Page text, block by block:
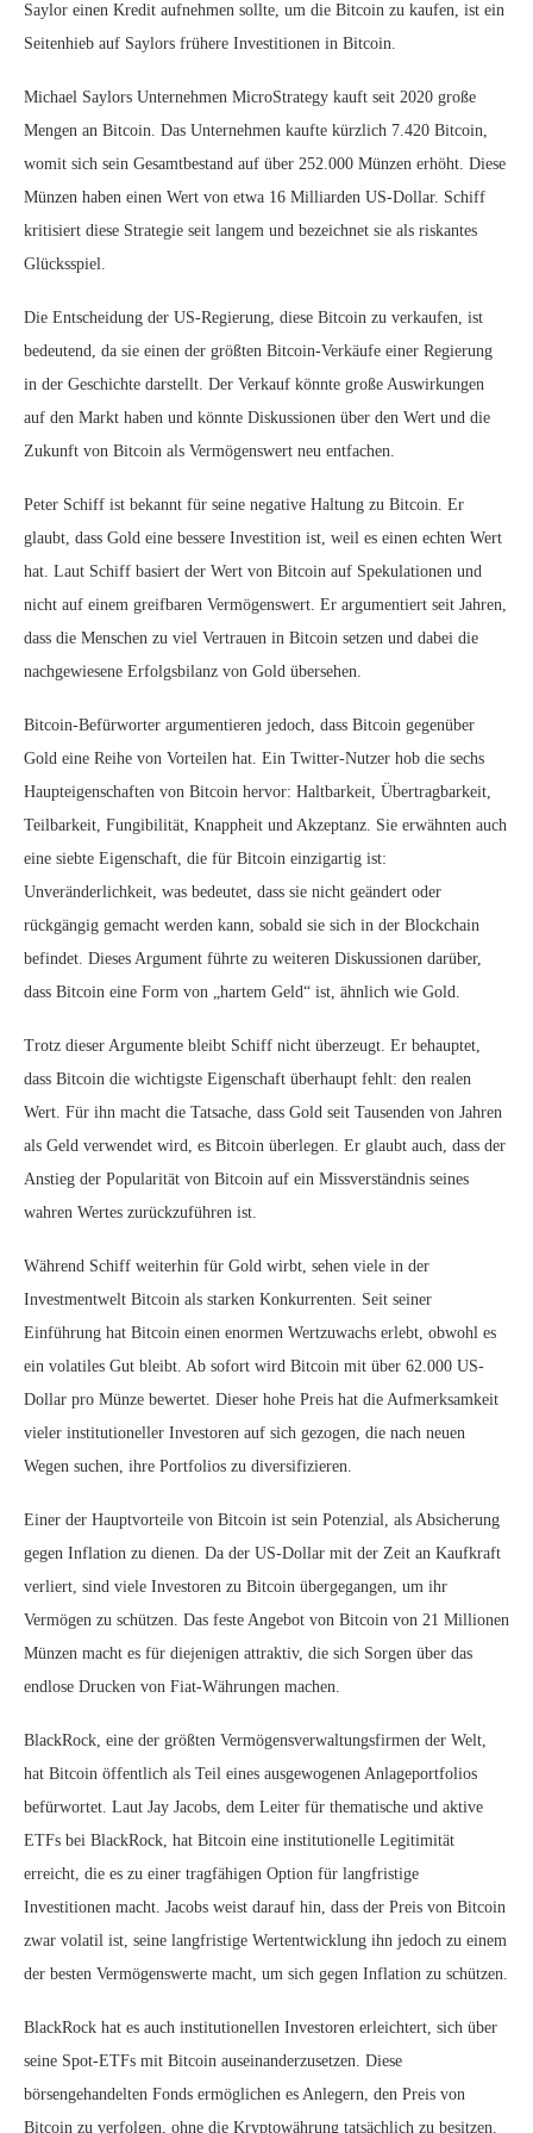
Saylor einen Kredit aufnehmen sollte, um die Bitcoin zu kaufen, ist ein
Seitenhieb auf Saylors frühere Investitionen in Bitcoin.
Michael Saylors Unternehmen MicroStrategy kauft seit 2020 große
Mengen an Bitcoin. Das Unternehmen kaufte kürzlich 7.420 Bitcoin,
womit sich sein Gesamtbestand auf über 252.000 Münzen erhöht. Diese
Münzen haben einen Wert von etwa 16 Milliarden US-Dollar. Schiff
kritisiert diese Strategie seit langem und bezeichnet sie als riskantes
Glücksspiel.
Die Entscheidung der US-Regierung, diese Bitcoin zu verkaufen, ist
bedeutend, da sie einen der größten Bitcoin-Verkäufe einer Regierung
in der Geschichte darstellt. Der Verkauf könnte große Auswirkungen
auf den Markt haben und könnte Diskussionen über den Wert und die
Zukunft von Bitcoin als Vermögenswert neu entfachen.
Peter Schiff ist bekannt für seine negative Haltung zu Bitcoin. Er
glaubt, dass Gold eine bessere Investition ist, weil es einen echten Wert
hat. Laut Schiff basiert der Wert von Bitcoin auf Spekulationen und
nicht auf einem greifbaren Vermögenswert. Er argumentiert seit Jahren,
dass die Menschen zu viel Vertrauen in Bitcoin setzen und dabei die
nachgewiesene Erfolgsbilanz von Gold übersehen.
Bitcoin-Befürworter argumentieren jedoch, dass Bitcoin gegenüber
Gold eine Reihe von Vorteilen hat. Ein Twitter-Nutzer hob die sechs
Haupteigenschaften von Bitcoin hervor: Haltbarkeit, Übertragbarkeit,
Teilbarkeit, Fungibilität, Knappheit und Akzeptanz. Sie erwähnten auch
eine siebte Eigenschaft, die für Bitcoin einzigartig ist:
Unveränderlichkeit, was bedeutet, dass sie nicht geändert oder
rückgängig gemacht werden kann, sobald sie sich in der Blockchain
befindet. Dieses Argument führte zu weiteren Diskussionen darüber,
dass Bitcoin eine Form von „hartem Geld“ ist, ähnlich wie Gold.
Trotz dieser Argumente bleibt Schiff nicht überzeugt. Er behauptet,
dass Bitcoin die wichtigste Eigenschaft überhaupt fehlt: den realen
Wert. Für ihn macht die Tatsache, dass Gold seit Tausenden von Jahren
als Geld verwendet wird, es Bitcoin überlegen. Er glaubt auch, dass der
Anstieg der Popularität von Bitcoin auf ein Missverständnis seines
wahren Wertes zurückzuführen ist.
Während Schiff weiterhin für Gold wirbt, sehen viele in der
Investmentwelt Bitcoin als starken Konkurrenten. Seit seiner
Einführung hat Bitcoin einen enormen Wertzuwachs erlebt, obwohl es
ein volatiles Gut bleibt. Ab sofort wird Bitcoin mit über 62.000 US-
Dollar pro Münze bewertet. Dieser hohe Preis hat die Aufmerksamkeit
vieler institutioneller Investoren auf sich gezogen, die nach neuen
Wegen suchen, ihre Portfolios zu diversifizieren.
Einer der Hauptvorteile von Bitcoin ist sein Potenzial, als Absicherung
gegen Inflation zu dienen. Da der US-Dollar mit der Zeit an Kaufkraft
verliert, sind viele Investoren zu Bitcoin übergegangen, um ihr
Vermögen zu schützen. Das feste Angebot von Bitcoin von 21 Millionen
Münzen macht es für diejenigen attraktiv, die sich Sorgen über das
endlose Drucken von Fiat-Währungen machen.
BlackRock, eine der größten Vermögensverwaltungsfirmen der Welt,
hat Bitcoin öffentlich als Teil eines ausgewogenen Anlageportfolios
befürwortet. Laut Jay Jacobs, dem Leiter für thematische und aktive
ETFs bei BlackRock, hat Bitcoin eine institutionelle Legitimität
erreicht, die es zu einer tragfähigen Option für langfristige
Investitionen macht. Jacobs weist darauf hin, dass der Preis von Bitcoin
zwar volatil ist, seine langfristige Wertentwicklung ihn jedoch zu einem
der besten Vermögenswerte macht, um sich gegen Inflation zu schützen.
BlackRock hat es auch institutionellen Investoren erleichtert, sich über
seine Spot-ETFs mit Bitcoin auseinanderzusetzen. Diese
börsengehandelten Fonds ermöglichen es Anlegern, den Preis von
Bitcoin zu verfolgen, ohne die Kryptowährung tatsächlich zu besitzen.